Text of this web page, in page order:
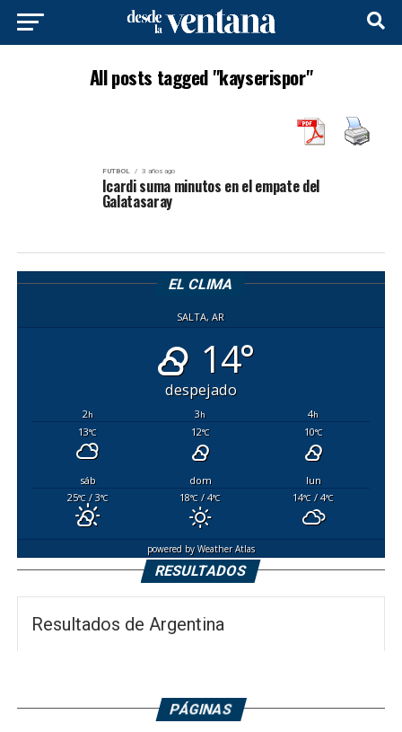
All posts tagged "kayserispor"
FUTBOL 3 años ago
Icardi suma minutos en el empate del
Galatasaray
EL CLIMA
SALTA, AR
14°
despejado
2h 3h 4h
13°C 12°C 10°C
sáb dom
lun
25°C/ 3°C 18°C / 4°C 14°C / 4°C
powered byWeather Atlas
RESULTADOS
Resultados de Argentina
PÁGINAS